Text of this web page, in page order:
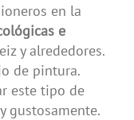
en la
e
y alrededores.
de pintura.
este tipo de
gustosamente.